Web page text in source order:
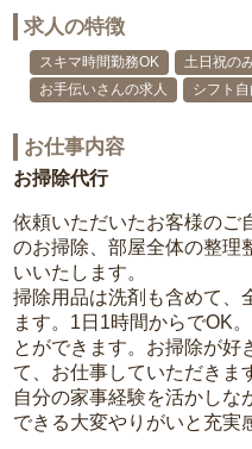
求人の特徴
スキマ時間勤務OK 土日祝の
お手伝いさんの求人
シフト自
お仕事内容
お掃除代行
依頼いただいたお客様のご
のお掃除、部屋全体の整理
いいたします。
掃除用品は洗剤も含めて、
ます。1日1時間からでOK
とができます。お掃除が好
て、お仕事していただきま
自分の家事経験を活かしな
できる大変やりがいと充実